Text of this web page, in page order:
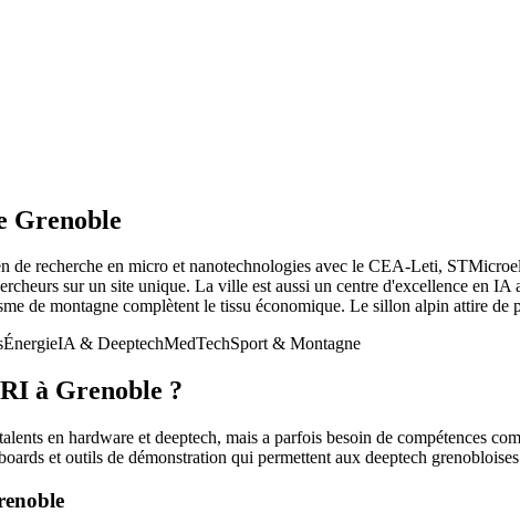
Grenoble
de recherche en micro et nanotechnologies avec le CEA-Leti,
sur un site unique. La ville est aussi un centre d'excellence
de montagne complètent le tissu économique. Le sillon alpin attire de
ÉnergieIA & DeeptechMedTechSport & Montagne
à Grenoble ?
en hardware et deeptech, mais a parfois besoin de compétences
et outils de démonstration qui permettent aux deeptech